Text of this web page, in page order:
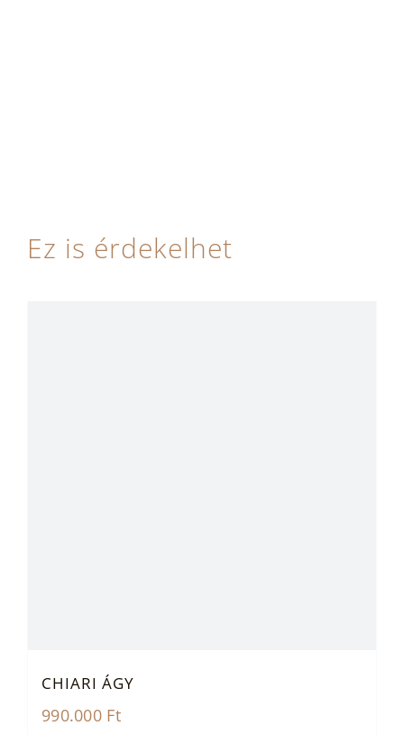
Ez is érdekelhet
CHIARI ÁGY
990.000 Ft